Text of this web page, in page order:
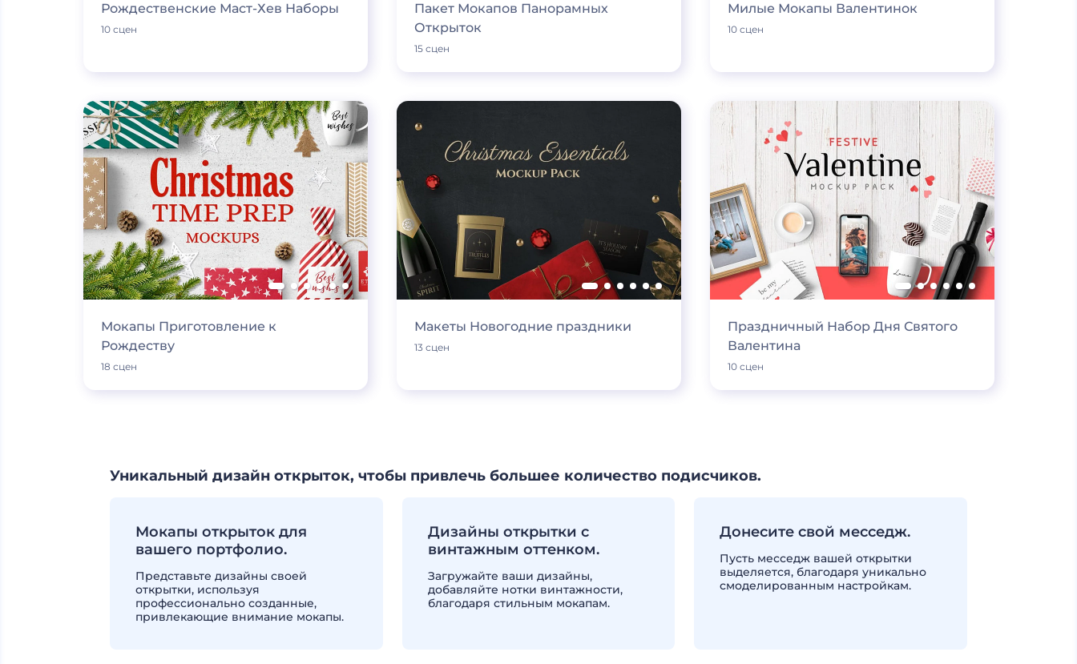
Рождественские Маст-Хев Наборы
10 сцен
Пакет Мокапов Панорамных
Открыток
15 сцен
Милые Мокапы Валентинок
10 сцен
Мокапы Приготовление к
Рождеству
18 сцен
Макеты Новогодние праздники
13 сцен
Праздничный Набор Дня Святого
Валентина
10 сцен
Уникальный дизайн открыток, чтобы привлечь большее количество подисчиков.
Мокапы открыток для
вашего портфолио.
Представьте дизайны своей
открытки, используя
профессионально созданные,
привлекающие внимание мокапы.
Дизайны открытки с
винтажным оттенком.
Загружайте ваши дизайны,
добавляйте нотки винтажности,
благодаря стильным мокапам.
Донесите свой месседж.
Пусть месседж вашей открытки
выделяется, благодаря уникально
смоделированным настройкам.